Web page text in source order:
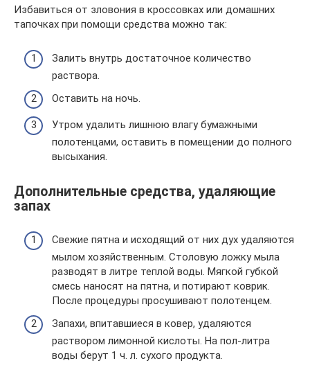
Избавиться от зловония в кроссовках или домашних
тапочках при помощи средства можно так:
Залить внутрь достаточное количество
раствора.
Оставить на ночь.
Утром удалить лишнюю влагу бумажными
полотенцами, оставить в помещении до полного
высыхания.
Дополнительные средства, удаляющие
запах
Свежие пятна и исходящий от них дух удаляются
мылом хозяйственным. Столовую ложку мыла
разводят в литре теплой воды. Мягкой губкой
смесь наносят на пятна, и потирают коврик.
После процедуры просушивают полотенцем.
Запахи, впитавшиеся в ковер, удаляются
раствором лимонной кислоты. На пол-литра
воды берут 1 ч. л. сухого продукта.